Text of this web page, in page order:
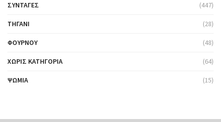
ΣΥΝΤΑΓΈΣ (447)
ΤΗΓΆΝΙ (28)
ΦΟΎΡΝΟΥ (48)
ΧΩΡΊΣ ΚΑΤΗΓΟΡΊΑ (64)
ΨΩΜΙΆ (15)